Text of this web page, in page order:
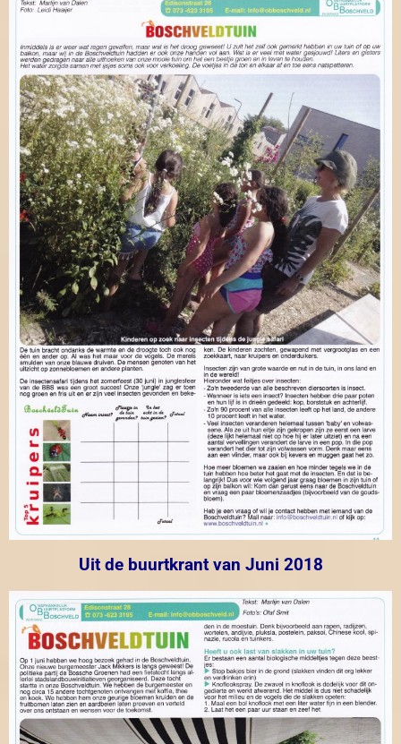
Uit de buurtkrant van Juni 2018